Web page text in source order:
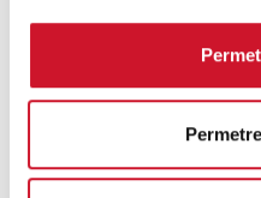
SIGUE LEYENDO
Acompañar:
SIGUE LEYENDO